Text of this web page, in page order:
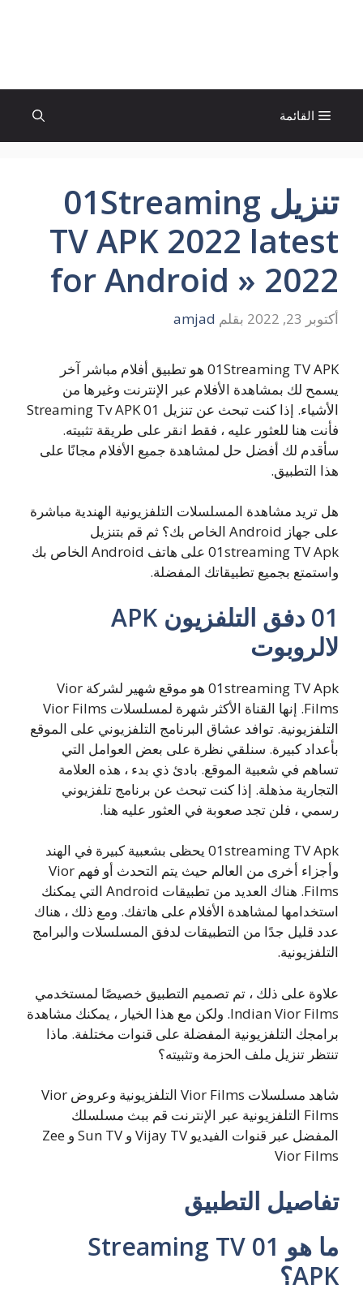
القائمة
تنزيل 01Streaming
TV APK 2022 latest
for Android » 2022
أكتوبر 23, 2022 بقلم amjad
01Streaming TV APK هو تطبيق أفلام مباشر آخر
يسمح لك بمشاهدة الأفلام عبر الإنترنت وغيرها من
الأشياء. إذا كنت تبحث عن تنزيل 01 Streaming Tv APK
فأنت هنا للعثور عليه ، فقط انقر على طريقة تثبيته.
سأقدم لك أفضل حل لمشاهدة جميع الأفلام مجانًا على
هذا التطبيق.
هل تريد مشاهدة المسلسلات التلفزيونية الهندية مباشرة
على جهاز Android الخاص بك؟ ثم قم بتنزيل
01streaming TV Apk على هاتف Android الخاص بك
واستمتع بجميع تطبيقاتك المفضلة.
01 دفق التلفزيون APK
لالروبوت
01streaming TV Apk هو موقع شهير لشركة Vior
Films. إنها القناة الأكثر شهرة لمسلسلات Vior Films
التلفزيونية. توافد عشاق البرنامج التلفزيوني على الموقع
بأعداد كبيرة. سنلقي نظرة على بعض العوامل التي
تساهم في شعبية الموقع. بادئ ذي بدء ، هذه العلامة
التجارية مذهلة. إذا كنت تبحث عن برنامج تلفزيوني
رسمي ، فلن تجد صعوبة في العثور عليه هنا.
01streaming TV Apk يحظى بشعبية كبيرة في الهند
وأجزاء أخرى من العالم حيث يتم التحدث أو فهم Vior
Films. هناك العديد من تطبيقات Android التي يمكنك
استخدامها لمشاهدة الأفلام على هاتفك. ومع ذلك ، هناك
عدد قليل جدًا من التطبيقات لدفق المسلسلات والبرامج
التلفزيونية.
علاوة على ذلك ، تم تصميم التطبيق خصيصًا لمستخدمي
Indian Vior Films. ولكن مع هذا الخيار ، يمكنك مشاهدة
برامجك التلفزيونية المفضلة على قنوات مختلفة. ماذا
تنتظر تنزيل ملف الحزمة وتثبيته؟
شاهد مسلسلات Vior Films التلفزيونية وعروض Vior
Films التلفزيونية عبر الإنترنت قم ببث مسلسلك
المفضل عبر قنوات الفيديو Vijay TV و Sun TV و Zee
Vior Films
تفاصيل التطبيق
ما هو 01 Streaming TV
APK؟